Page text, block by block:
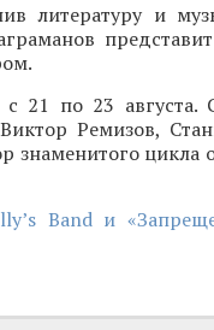
литературу и
21 по 23 августа.
Ремизов,
знаменитого цикла
Band и